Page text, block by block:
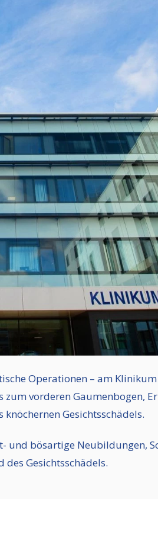
Operationen – am
vorderen Gaumenbogen,
Gesichtsschädels.
und bösartige Neubildungen,
Gesichtsschädels.